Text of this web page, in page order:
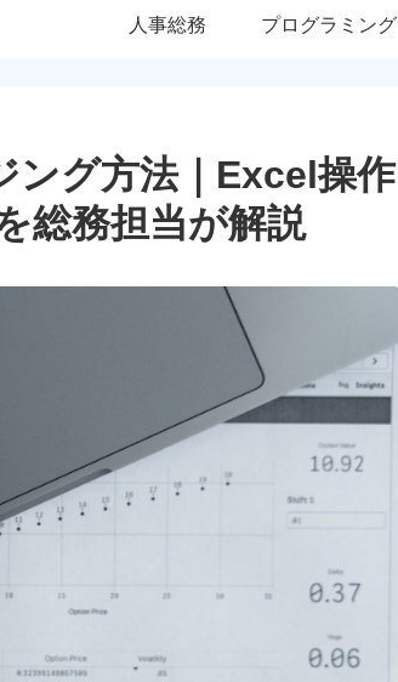
人事総務 プログラミング
ング方法｜Excel操作
総務担当が解説